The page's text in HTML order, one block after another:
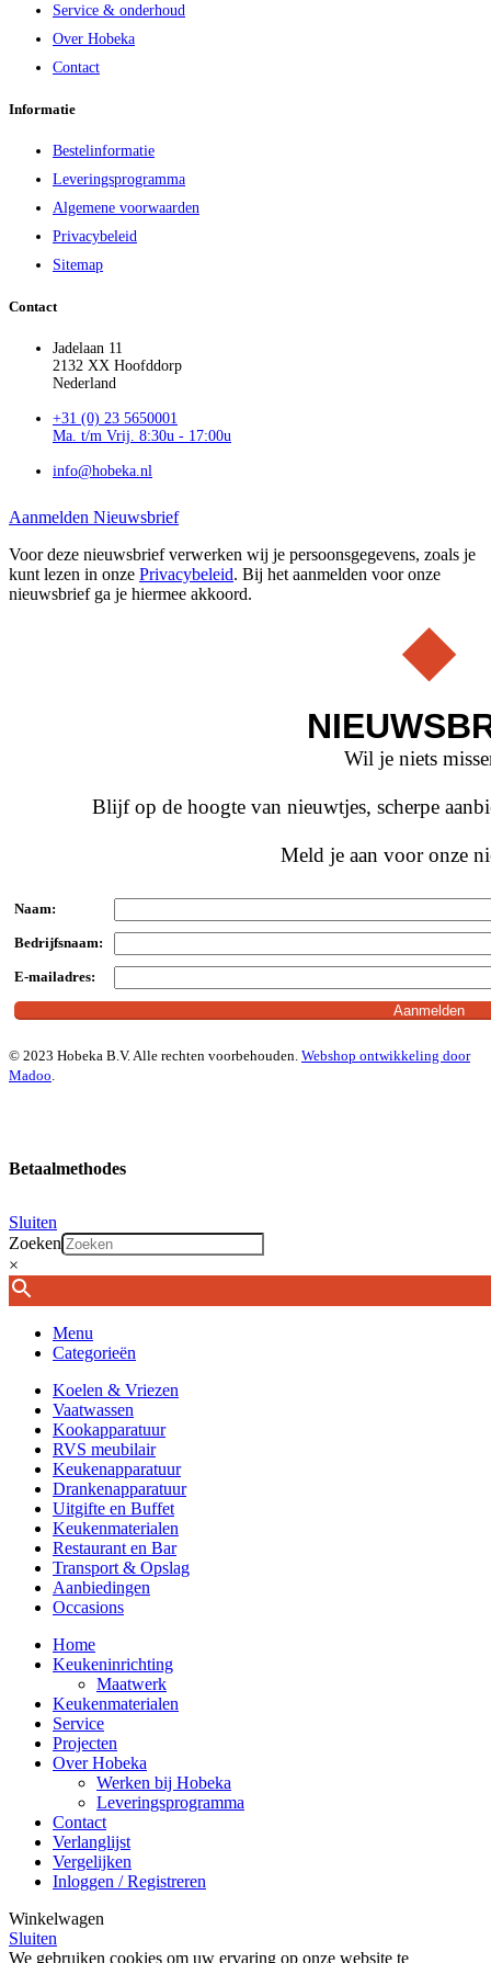
Service & onderhoud
Over Hobeka
Contact
Informatie
Bestelinformatie
Leveringsprogramma
Algemene voorwaarden
Privacybeleid
Sitemap
Contact
Jadelaan 11
2132 XX Hoofddorp
Nederland
+31 (0) 23 5650001
Ma. t/m Vrij. 8:30u - 17:00u
info@hobeka.nl
Aanmelden Nieuwsbrief
Voor deze nieuwsbrief verwerken wij je persoonsgegevens, zoals je
kunt lezen in onze Privacybeleid. Bij het aanmelden voor onze
nieuwsbrief ga je hiermee akkoord.
Wil je niets
Blijf op de hoogte van nieuwtjes, scherpe
Meld je aan voor onze
Naam:
Bedrijfsnaam:
E-mailadres:
© 2023 Hobeka B.V. Alle rechten voorbehouden. Webshop ontwikkeling door
Madoo.
Betaalmethodes
Sluiten
Zoeken
×
Menu
Categorieën
Koelen & Vriezen
Vaatwassen
Kookapparatuur
RVS meubilair
Keukenapparatuur
Drankenapparatuur
Uitgifte en Buffet
Keukenmaterialen
Restaurant en Bar
Transport & Opslag
Aanbiedingen
Occasions
Home
Keukeninrichting
Maatwerk
Keukenmaterialen
Service
Projecten
Over Hobeka
Werken bij Hobeka
Leveringsprogramma
Contact
Verlanglijst
Vergelijken
Inloggen / Registreren
Winkelwagen
Sluiten
We gebruiken cookies om uw ervaring op onze website te